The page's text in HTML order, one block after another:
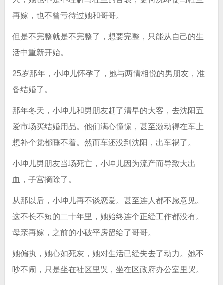
再嫁，也不曾亏待过她和哥哥。
但是不完整就是不完整了，想要完整，只能从自己的生
活中重新开始。
25岁那年，小坤儿怀孕了，她与两情相悦的男朋友，准
备结婚了。
那年冬天，小坤儿和男朋友赶了清早的大客，去沈阳五
爱市场买结婚用品。他们满心憧憬，甚至激动得在车上
想补个觉都睡不着。然而车还没到沈阳，出车祸了。
小坤儿男朋友当场死亡，小坤儿因为流产而导致大出
血，子宫摘除了。
从那以后，小坤儿再不谈恋爱。甚至连人都不愿意见。
这不长不短的二十年里，她始终连个正经工作都没有。
母亲再嫁，之前的小破平房留给了哥哥。
她偏执，她心如死灰，她对生活已经失去了动力。她不
吵不闹，只是坐在社区里哭，坐在区政府办公室里哭。